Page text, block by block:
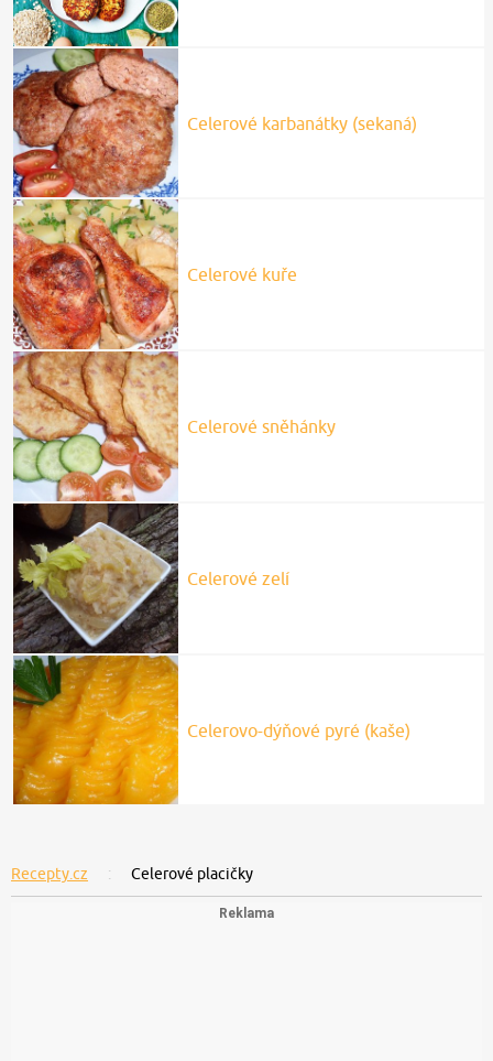
Celerové karbanátky (sekaná)
Celerové kuře
Celerové sněhánky
Celerové zelí
Celerovo-dýňové pyré (kaše)
Recepty.cz Celerové placičky